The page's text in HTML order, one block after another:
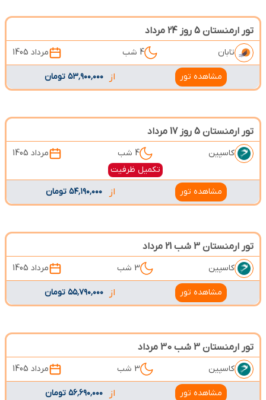
تور ارمنستان 5 روز 24 مرداد
تابان 4 شب مرداد 1405
مشاهده تور از ۵۳٬۹۰۰٬۰۰۰ تومان
تور ارمنستان 5 روز 17 مرداد
کاسپین 4 شب
مرداد 1405
تکمیل ظرفیت
مشاهده تور
از ۵۴٬۱۹۰٬۰۰۰ تومان
تور ارمنستان 3 شب 21 مرداد
کاسپین 3 شب مرداد 1405
مشاهده تور از ۵۵٬۷۹۰٬۰۰۰ تومان
تور ارمنستان 3 شب 30 مرداد
کاسپین 3 شب مرداد 1405
مشاهده تور از ۵۶٬۶۹۰٬۰۰۰ تومان